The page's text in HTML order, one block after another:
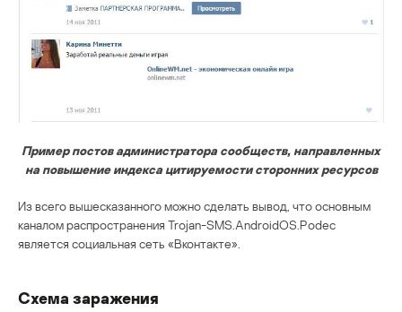
Пример постов администратора сообществ, направленных
на повышение индекса цитируемости сторонних ресурсов
Из всего вышесказанного можно сделать вывод, что основным
каналом распространения Trojan-SMS.AndroidOS.Podec
является социальная сеть «Вконтакте».
Схема заражения